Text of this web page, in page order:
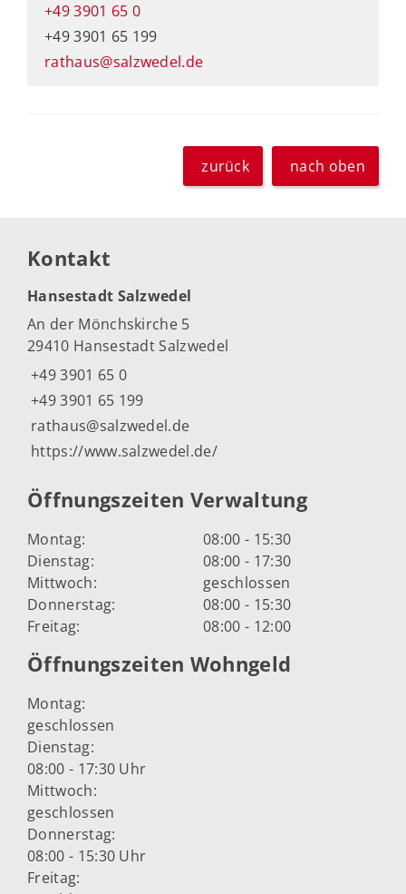
+49 3901 65 0
+49 3901 65 199
rathaus@salzwedel.de
zurück nach oben
Kontakt
Hansestadt Salzwedel
An der Mönchskirche 5
29410 Hansestadt Salzwedel
+49 3901 65 0
+49 3901 65 199
rathaus@salzwedel.de
https://www.salzwedel.de/
Öffnungszeiten Verwaltung
Montag:
08:00 - 15:30
Dienstag:
08:00 - 17:30
Mittwoch:
geschlossen
Donnerstag:
08:00 - 15:30
Freitag:
08:00 - 12:00
Öffnungszeiten Wohngeld
Montag:
geschlossen
Dienstag:
08:00 - 17:30 Uhr
Mittwoch:
geschlossen
Donnerstag:
08:00 - 15:30 Uhr
Freitag: